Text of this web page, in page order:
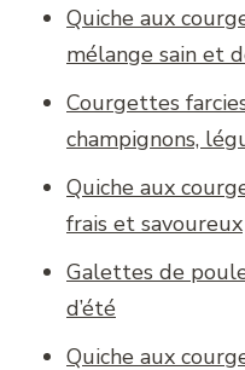
Quiche aux
mélange sain et
Courgettes
champignons,
Quiche aux
frais et savoureux
Galettes de
d’été
Quiche aux